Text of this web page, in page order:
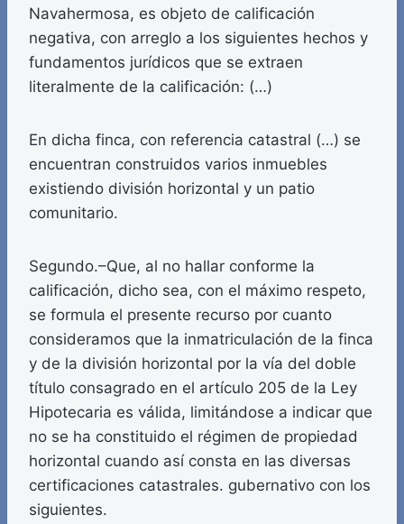
Navahermosa, es objeto de calificación
negativa, con arreglo a los siguientes hechos y
fundamentos jurídicos que se extraen
literalmente de la calificación: (…)
En dicha finca, con referencia catastral (…) se
encuentran construidos varios inmuebles
existiendo división horizontal y un patio
comunitario.
Segundo.–Que, al no hallar conforme la
calificación, dicho sea, con el máximo respeto,
se formula el presente recurso por cuanto
consideramos que la inmatriculación de la finca
y de la división horizontal por la vía del doble
título consagrado en el artículo 205 de la Ley
Hipotecaria es válida, limitándose a indicar que
no se ha constituido el régimen de propiedad
horizontal cuando así consta en las diversas
certificaciones catastrales. gubernativo con los
siguientes.